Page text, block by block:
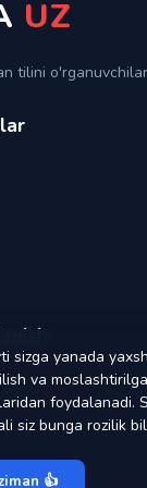
UZ
tilini
UZ
sizga yanada
va
foydalanadi.
siz bunga rozilik
👍